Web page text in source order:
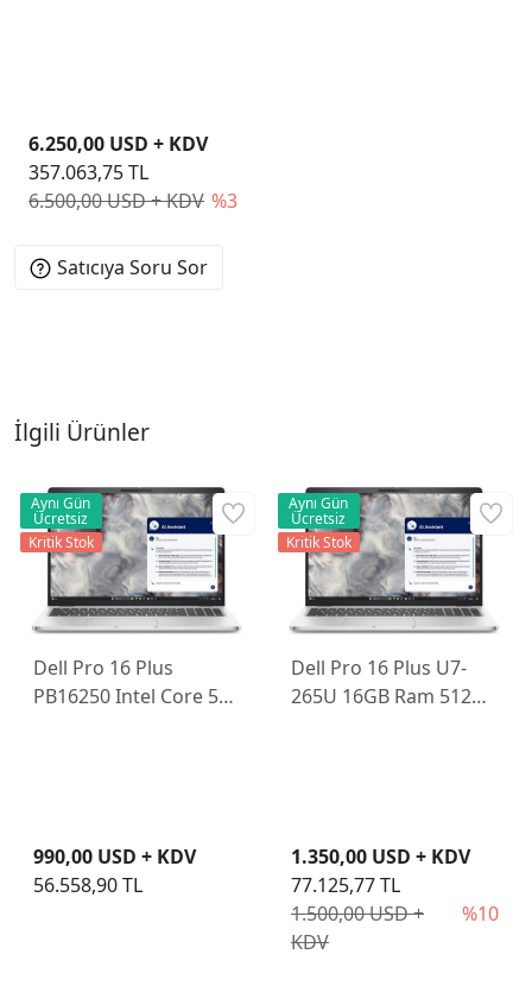
6.500,00 USD + KDV %3
6.250,00 USD + KDV
357.063,75 TL
Satıcıya Soru Sor
İlgili Ürünler
Dell Pro 16 Plus
PB16250 Intel Core 5
990,00 USD + KDV
56.558,90 TL
Aynı Gün
Ücretsiz
Kritik Stok
Dell Pro 16 Plus U7-
265U 16GB Ram 512GB
1.500,00 USD +
KDV
%10
1.350,00 USD + KDV
77.125,77 TL
Aynı Gün
Ücretsiz
Kritik Stok